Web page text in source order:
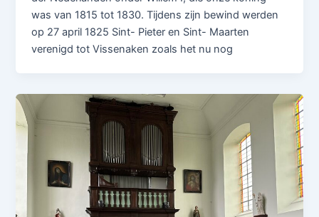
was van 1815 tot 1830. Tijdens zijn bewind werden
op 27 april 1825 Sint- Pieter en Sint- Maarten
verenigd tot Vissenaken zoals het nu nog